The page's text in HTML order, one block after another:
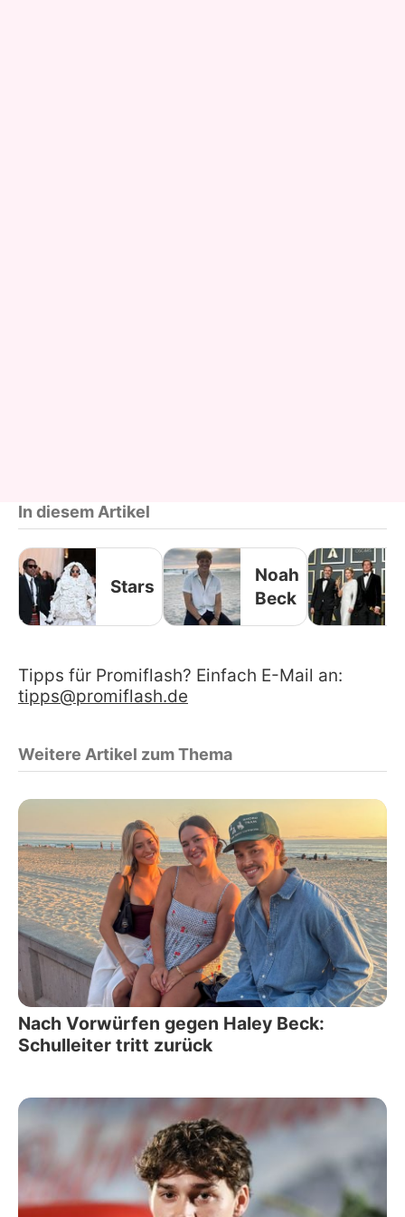
In diesem Artikel
Stars
Noah
Beck
Tipps für Promiflash? Einfach E-Mail an:
tipps@promiflash.de
Weitere Artikel zum Thema
Nach Vorwürfen gegen Haley Beck:
Schulleiter tritt zurück